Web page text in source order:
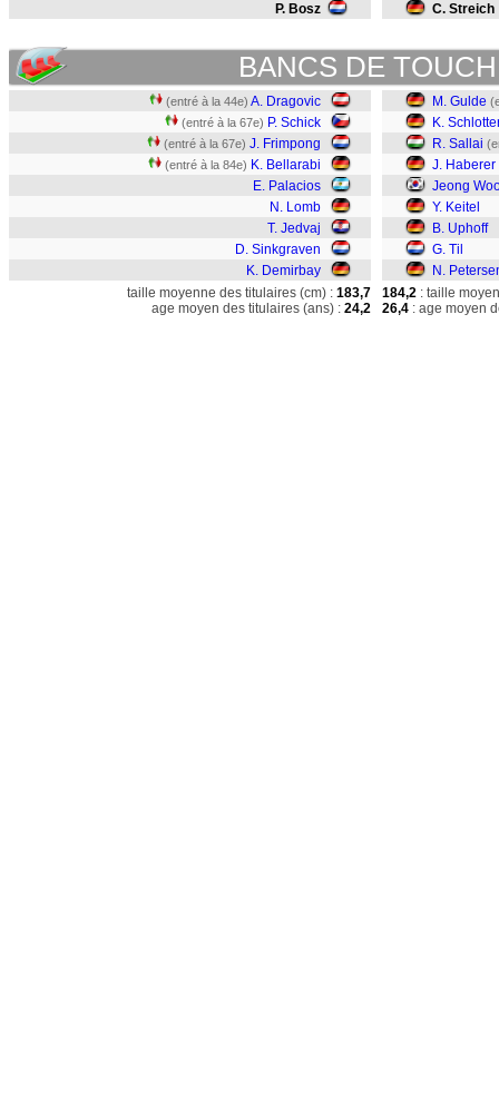
P. Bosz C. Streich
BANCS DE
(entré à la 44e) A. Dragovic
(entré à la 67e) P. Schick
(entré à la 67e) J. Frimpong
(entré à la 84e) K. Bellarabi
E. Palacios
N. Lomb
T. Jedvaj
D. Sinkgraven
K. Demirbay
M. Gulde
K.
R. Sallai
J. Haberer
Jeong
Y. Keitel
B. Uphoff
G. Til
N.
taille moyenne des titulaires (cm) : 183,7
age moyen des titulaires (ans) : 24,2
184,2 : taille
26,4 : age moyen